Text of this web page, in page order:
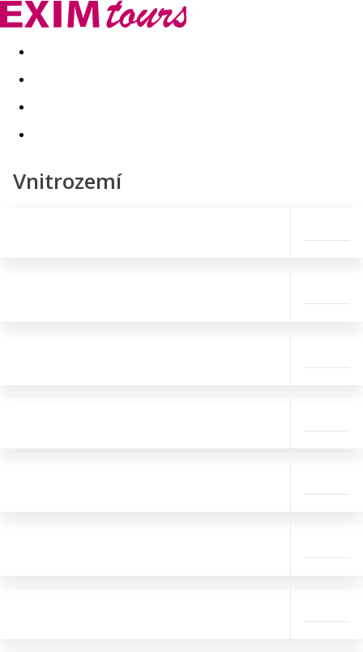
Akční nabídky Last minute
Vnitrozemí